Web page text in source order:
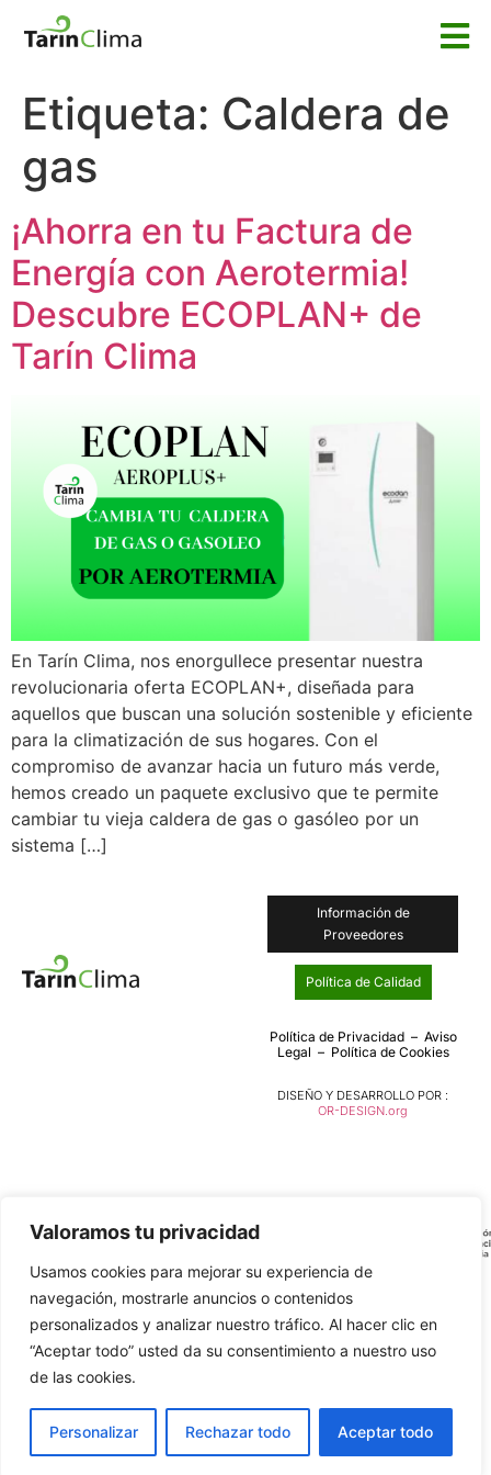
Valoramos tu privacidad
Usamos cookies para mejorar su experiencia de
navegación, mostrarle anuncios o contenidos
personalizados y analizar nuestro tráfico. Al hacer clic en
“Aceptar todo” usted da su consentimiento a nuestro uso
de las cookies.
Personalizar Rechazar todo Aceptar todo
Etiqueta: Caldera de
gas
¡Ahorra en tu Factura de
Energía con Aerotermia!
Descubre ECOPLAN+ de
Tarín Clima
En Tarín Clima, nos enorgullece presentar nuestra
revolucionaria oferta ECOPLAN+, diseñada para
aquellos que buscan una solución sostenible y eficiente
para la climatización de sus hogares. Con el
compromiso de avanzar hacia un futuro más verde,
hemos creado un paquete exclusivo que te permite
cambiar tu vieja caldera de gas o gasóleo por un
sistema […]
Información de
Proveedores
Política de Calidad
Política de Privacidad– Aviso
Legal – Política de Cookies
DISEÑO Y DESARROLLO POR :
OR-DESIGN.org
NextGenerationEU. Sin embargo, los
expresadas son únicamente los del
autor o autores y no reflejan
necesariamente los de la Unión
Europea o la Comisión Europea. Ni
la Unión Europea ni la Comisión
Europea pueden ser consideradas
responsables de las mismas.